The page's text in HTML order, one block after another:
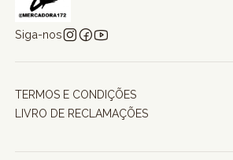
Siga-nos
TERMOS E CONDIÇÕES
LIVRO DE RECLAMAÇÕES